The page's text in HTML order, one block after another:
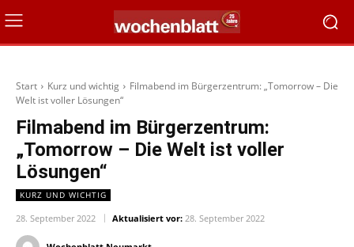
Start Kurz und wichtig
Filmabend im Bürgerzentrum: „Tomorrow – Die
Welt ist voller Lösungen“
Filmabend im Bürgerzentrum:
„Tomorrow – Die Welt ist voller
Lösungen“
KURZ UND WICHTIG
28. September 2022 Aktualisiert vor: 28. September 2022